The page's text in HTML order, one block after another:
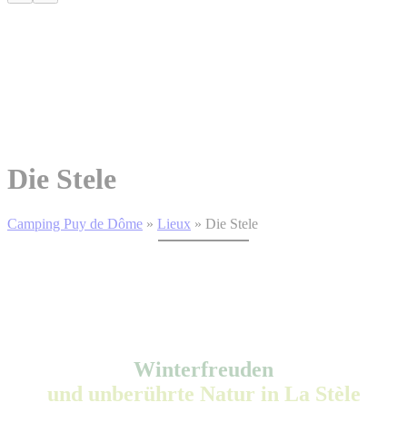
Die Stele
Camping Puy de Dôme » Lieux » Die Stele
Winterfreuden
und unberührte Natur in La Stèle